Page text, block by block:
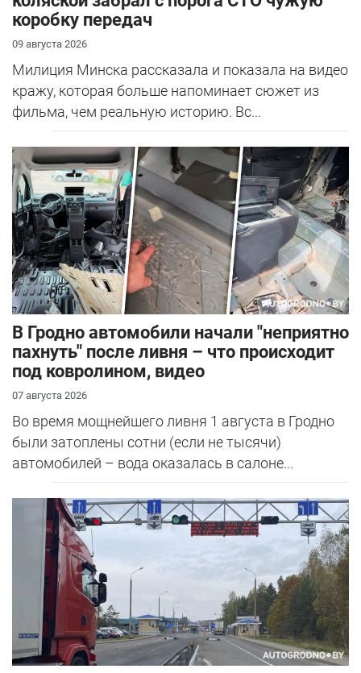
коробку передач
09 августа 2026
Милиция Минска рассказала и показала на видео
кражу, которая больше напоминает сюжет из
фильма, чем реальную историю. Вс...
В Гродно автомобили начали "неприятно
пахнуть" после ливня – что происходит
под ковролином, видео
07 августа 2026
Во время мощнейшего ливня 1 августа в Гродно
были затоплены сотни (если не тысячи)
автомобилей – вода оказалась в салоне...